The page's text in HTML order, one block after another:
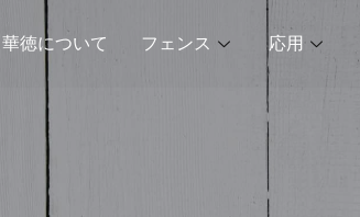
華徳について フェンス 応用